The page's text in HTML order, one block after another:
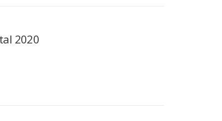
2020